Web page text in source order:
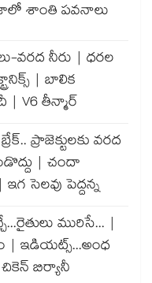
శాంతి పవనాలు
వరద నీరు | ధరల
| బాలిక
| V6 తీన్మార్
ప్రాజెక్టులకు వరద
| చందా
సెలవు పెద్దన్న
మురిసే... |
| ఇడియట్స్...అంధ
బిర్యానీ